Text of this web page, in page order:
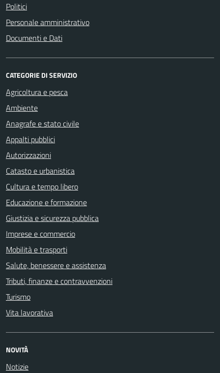
Politici
Personale amministrativo
Documenti e Dati
CATEGORIE DI SERVIZIO
Agricoltura e pesca
Ambiente
Anagrafe e stato civile
Appalti pubblici
Autorizzazioni
Catasto e urbanistica
Cultura e tempo libero
Educazione e formazione
Giustizia e sicurezza pubblica
Imprese e commercio
Mobilità e trasporti
Salute, benessere e assistenza
Tributi, finanze e contravvenzioni
Turismo
Vita lavorativa
NOVITÀ
Notizie